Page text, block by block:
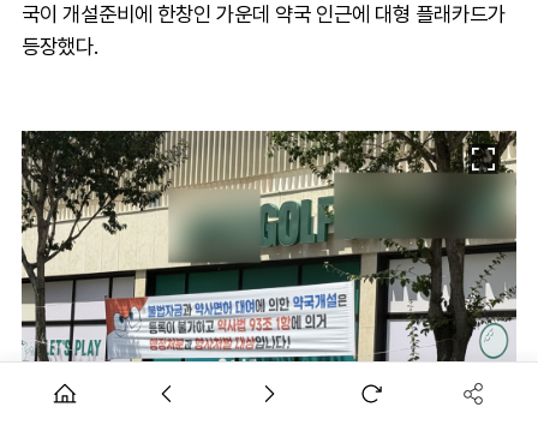
국이 개설준비에 한창인 가운데 약국 인근에 대형 플래카드가
등장했다.